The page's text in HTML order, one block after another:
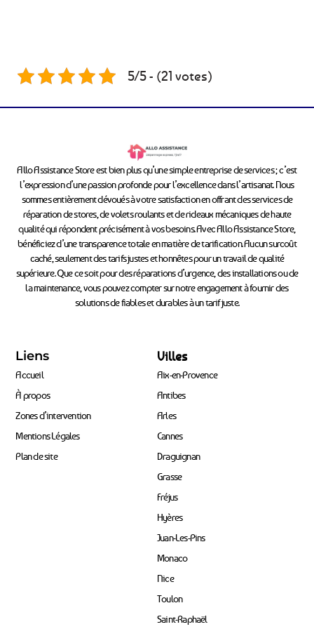
5/5 - (21 votes)
Allo Assistance Store est bien plus qu’une simple entreprise de services ; c’est
l’expression d’une passion profonde pour l’excellence dans l’artisanat. Nous
sommes entièrement dévoués à votre satisfaction en offrant des services de
réparation de stores, de volets roulants et de rideaux mécaniques de haute
qualité qui répondent précisément à vos besoins. Avec Allo Assistance Store,
bénéficiez d’une transparence totale en matière de tarification. Aucun surcoût
caché, seulement des tarifs justes et honnêtes pour un travail de qualité
supérieure. Que ce soit pour des réparations d’urgence, des installations ou de
la maintenance, vous pouvez compter sur notre engagement à fournir des
solutions de fiables et durables à un tarif juste.
Liens
Accueil
À propos
Zones d’intervention
Mentions Légales
Plan de site
Villes
Aix-en-Provence
Antibes
Arles
Cannes
Draguignan
Grasse
Fréjus
Hyères
Juan-Les-Pins
Monaco
Nice
Toulon
Saint-Raphaël